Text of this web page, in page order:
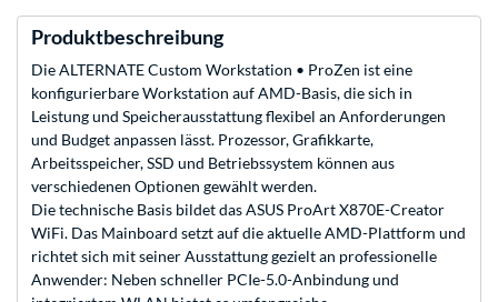
Produktbeschreibung
Die ALTERNATE Custom Workstation • ProZen ist eine
konfigurierbare Workstation auf AMD-Basis, die sich in
Leistung und Speicherausstattung flexibel an Anforderungen
und Budget anpassen lässt. Prozessor, Grafikkarte,
Arbeitsspeicher, SSD und Betriebssystem können aus
verschiedenen Optionen gewählt werden.
Die technische Basis bildet das ASUS ProArt X870E-Creator
WiFi. Das Mainboard setzt auf die aktuelle AMD-Plattform und
richtet sich mit seiner Ausstattung gezielt an professionelle
Anwender: Neben schneller PCIe-5.0-Anbindung und